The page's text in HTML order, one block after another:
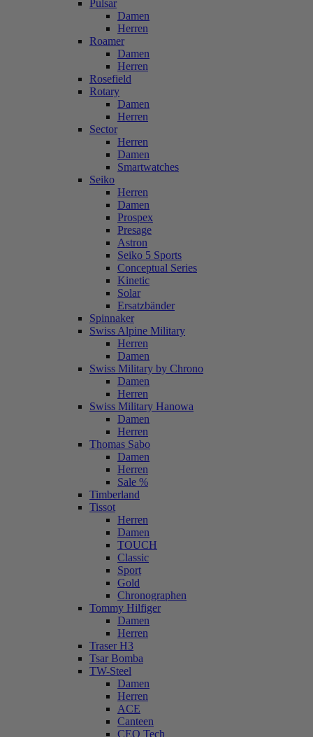
Pulsar
Damen
Herren
Roamer
Damen
Herren
Rosefield
Rotary
Damen
Herren
Sector
Herren
Damen
Smartwatches
Seiko
Herren
Damen
Prospex
Presage
Astron
Seiko 5 Sports
Conceptual Series
Kinetic
Solar
Ersatzbänder
Spinnaker
Swiss Alpine Military
Herren
Damen
Swiss Military by Chrono
Damen
Herren
Swiss Military Hanowa
Damen
Herren
Thomas Sabo
Damen
Herren
Sale %
Timberland
Tissot
Herren
Damen
TOUCH
Classic
Sport
Gold
Chronographen
Tommy Hilfiger
Damen
Herren
Traser H3
Tsar Bomba
TW-Steel
Damen
Herren
ACE
Canteen
CEO Tech